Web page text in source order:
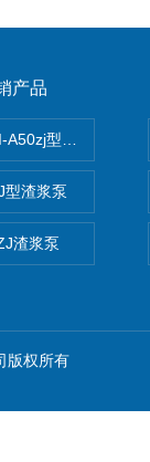
产品
型渣浆泵
型渣浆泵
渣浆泵
版权所有